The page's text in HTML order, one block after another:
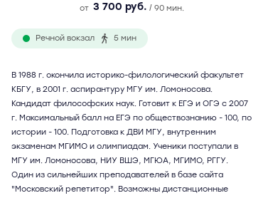
от 3 700 руб. / 90 мин.
Речной вокзал 5 мин
В 1988 г. окончила историко-филологический факультет
КБГУ, в 2001 г. аспирантуру МГУ им. Ломоносова.
Кандидат философских наук. Готовит к ЕГЭ и ОГЭ с 2007
г. Максимальный балл на ЕГЭ по обществознанию - 100, по
истории - 100. Подготовка к ДВИ МГУ, внутренним
экзаменам МГИМО и олимпиадам. Ученики поступали в
МГУ им. Ломоносова, НИУ ВШЭ, МГЮА, МГИМО, РГГУ.
Один из сильнейших преподавателей в базе сайта
"Московский репетитор". Возможны дистанционные